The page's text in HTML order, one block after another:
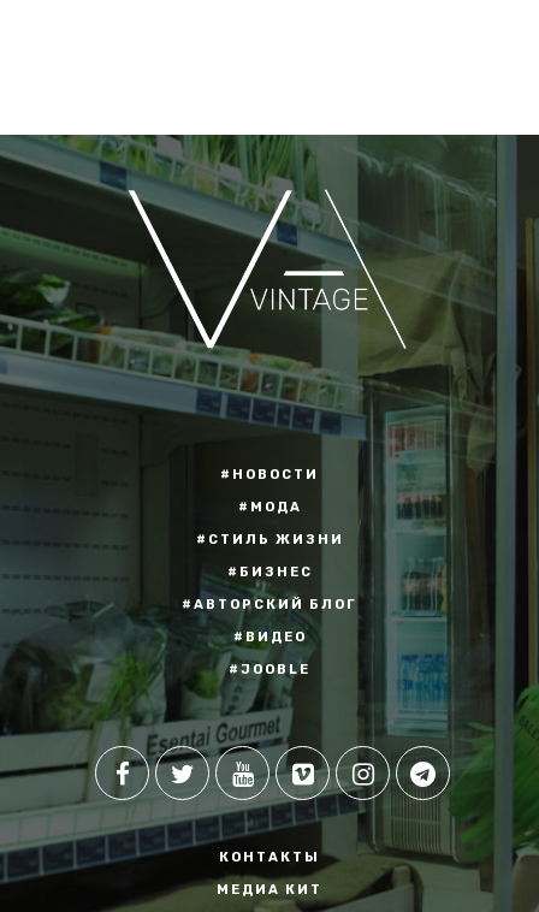
#НОВОСТИ
#МОДА
#СТИЛЬ ЖИЗНИ
#БИЗНЕС
#АВТОРСКИЙ БЛОГ
#ВИДЕО
#JOOBLE
КОНТАКТЫ
МЕДИА КИТ